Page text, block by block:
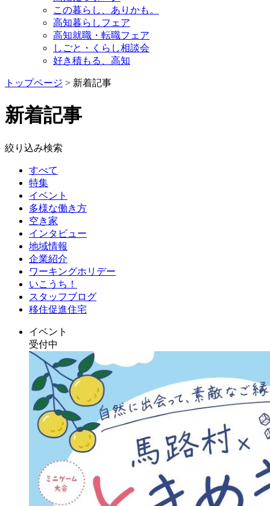
この暮らし、ありかも。
高知暮らしフェア
高知就職・転職フェア
しごと・くらし相談会
好き積もる、高知
トップページ > 新着記事
新着記事
絞り込み検索
すべて
特集
イベント
多様な働き方
空き家
インタビュー
地域情報
企業紹介
ワーキングホリデー
いこうち！
スタッフブログ
移住促進住宅
イベント
受付中